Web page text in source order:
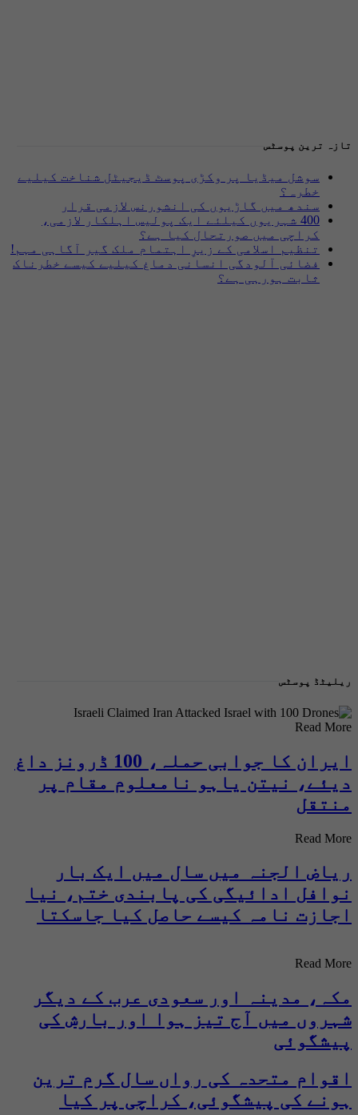
تازہ ترین پوسٹس
سوشل میڈیا پر وکڑی پوسٹ ڈیجیٹل شناخت کیلیے
خطرہ؟
سندھ میں گاڑیوں کی انشورنس لازمی قرار
400 شہریوں کیلئے ایک پولیس اہلکار لازمی،
کراچی میں صورتحال کیا ہے؟
تنظیم اسلامی کے زیرِ اہتمام ملک گیر آگاہی مہم!
فضائی آلودگی انسانی دماغ کیلیے کیسے خطرناک
ثابت ہورہی ہے؟
ریلیٹڈ پوسٹس
Read More
ایران کا جوابی حملہ، 100 ڈرونز داغ
دیئے، نیتن یاہو نامعلوم مقام پر
منتقل
Read More
ریاض الجنہ میں سال میں ایک بار
نوافل ادائیگی کی پابندی ختم، نیا
اجازت نامہ کیسے حاصل کیا جاسکتا
Read More
مکہ، مدینہ اور سعودی عرب کے دیگر
شہروں میں آج تیز ہوا اور بارش کی
پیشگوئی
اقوام متحدہ کی رواں سال گرم ترین
ہونے کی پیشگوئی، کراچی پر کیا